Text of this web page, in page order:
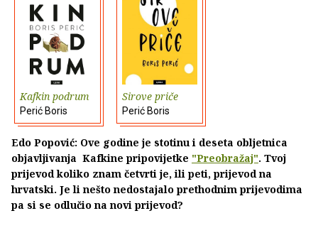
Kafkin podrum
Perić Boris
Sirove priče
Perić Boris
Edo Popović: Ove godine je stotinu i deseta obljetnica
objavljivanja Kafkine pripovijetke "Preobražaj". Tvoj
prijevod koliko znam četvrti je, ili peti, prijevod na
hrvatski. Je li nešto nedostajalo prethodnim prijevodima
pa si se odlučio na novi prijevod?